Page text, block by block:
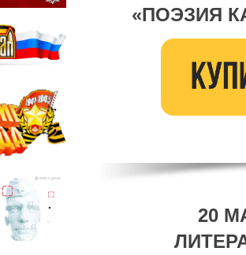
«ПОЭЗИЯ
20